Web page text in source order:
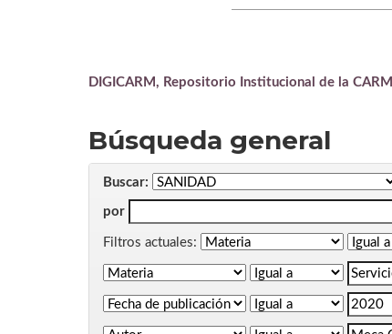
DIGICARM, Repositorio Institucional de la CARM
Búsqueda general
Buscar:
por
Filtros actuales: